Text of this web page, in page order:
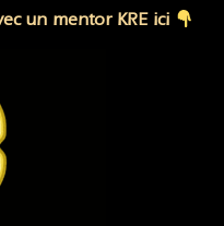
un mentor KRE ici